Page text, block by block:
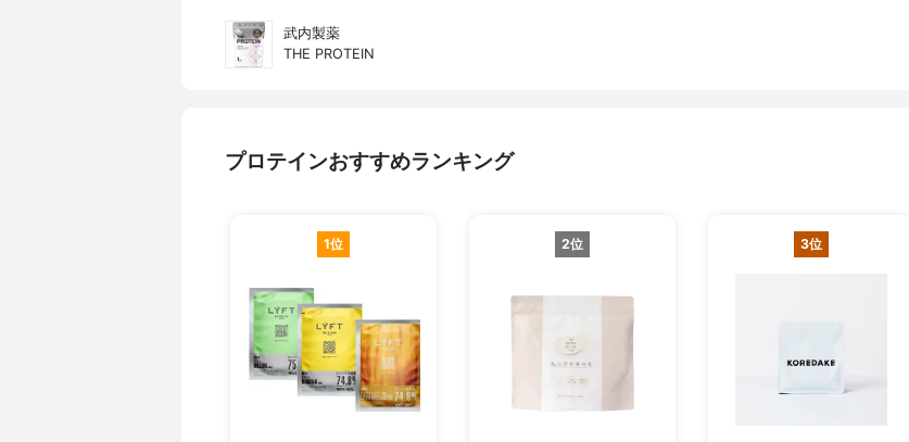
武内製薬
THE PROTEIN
プロテインおすすめランキング
1位 2位 3位